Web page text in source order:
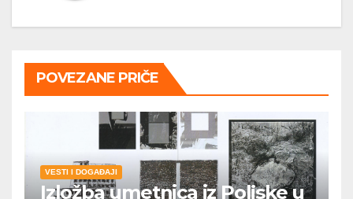
POVEZANE PRIČE
VESTI I DOGAĐAJI
Izložba umetnica iz Poljske u